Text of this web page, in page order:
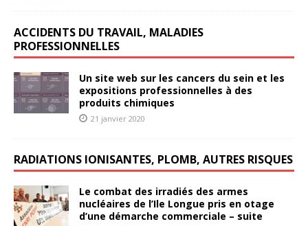
ACCIDENTS DU TRAVAIL, MALADIES
PROFESSIONNELLES
Un site web sur les cancers du sein et les
expositions professionnelles à des
produits chimiques
21 janvier 2020
RADIATIONS IONISANTES, PLOMB, AUTRES RISQUES
Le combat des irradiés des armes
nucléaires de l’Ile Longue pris en otage
d’une démarche commerciale – suite